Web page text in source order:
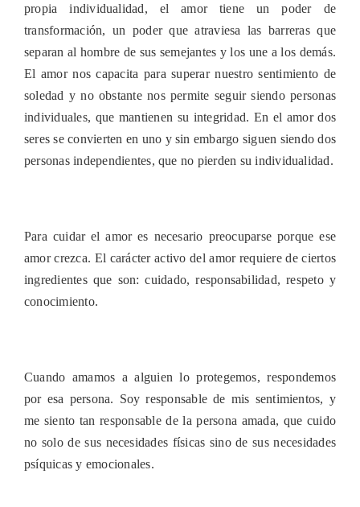
propia individualidad, el amor tiene un poder de
transformación, un poder que atraviesa las barreras que
separan al hombre de sus semejantes y los une a los demás.
El amor nos capacita para superar nuestro sentimiento de
soledad y no obstante nos permite seguir siendo personas
individuales, que mantienen su integridad. En el amor dos
seres se convierten en uno y sin embargo siguen siendo dos
personas independientes, que no pierden su individualidad.
Para cuidar el amor es necesario preocuparse porque ese
amor crezca. El carácter activo del amor requiere de ciertos
ingredientes que son: cuidado, responsabilidad, respeto y
conocimiento.
Cuando amamos a alguien lo protegemos, respondemos
por esa persona. Soy responsable de mis sentimientos, y
me siento tan responsable de la persona amada, que cuido
no solo de sus necesidades físicas sino de sus necesidades
psíquicas y emocionales.